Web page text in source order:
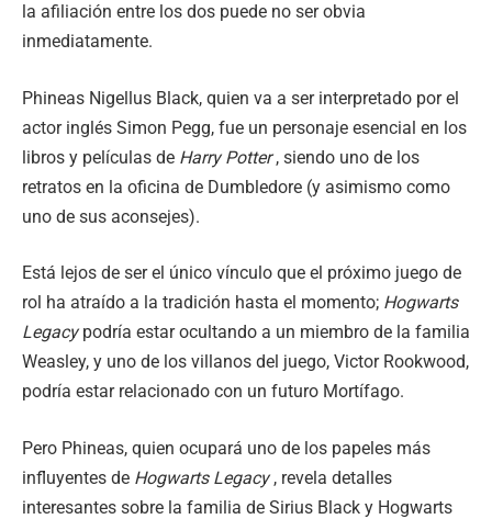
la afiliación entre los dos puede no ser obvia
inmediatamente.
Phineas Nigellus Black, quien va a ser interpretado por el
actor inglés Simon Pegg, fue un personaje esencial en los
libros y películas de Harry Potter, siendo uno de los
retratos en la oficina de Dumbledore (y asimismo como
uno de sus aconsejes).
Está lejos de ser el único vínculo que el próximo juego de
rol ha atraído a la tradición hasta el momento; Hogwarts
Legacypodría estar ocultando a un miembro de la familia
Weasley, y uno de los villanos del juego, Victor Rookwood,
podría estar relacionado con un futuro Mortífago.
Pero Phineas, quien ocupará uno de los papeles más
influyentes de Hogwarts Legacy, revela detalles
interesantes sobre la familia de Sirius Black y Hogwarts